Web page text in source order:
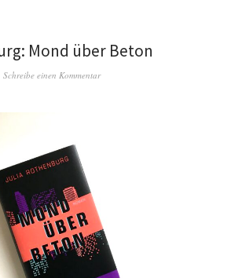
Mond über Beton
Schreibe einen Kommentar